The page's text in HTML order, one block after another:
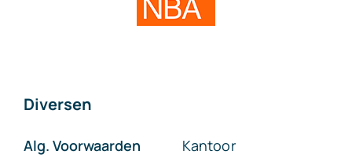
Diversen
Alg. Voorwaarden
Kantoor